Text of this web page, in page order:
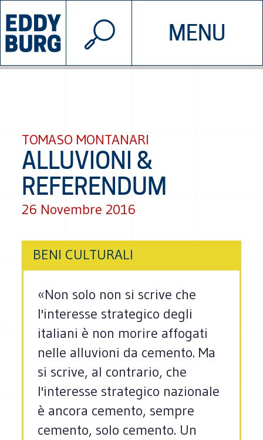
MENU
INIZIATIVE CHI SIAMO
© 2026 EDDYBURG
TOMASO MONTANARI
ALLUVIONI &
REFERENDUM
26 Novembre 2016
BENI CULTURALI
«Non solo non si scrive che
l'interesse strategico degli
italiani è non morire affogati
nelle alluvioni da cemento. Ma
si scrive, al contrario, che
l'interesse strategico nazionale
è ancora cemento, sempre
cemento, solo cemento. Un